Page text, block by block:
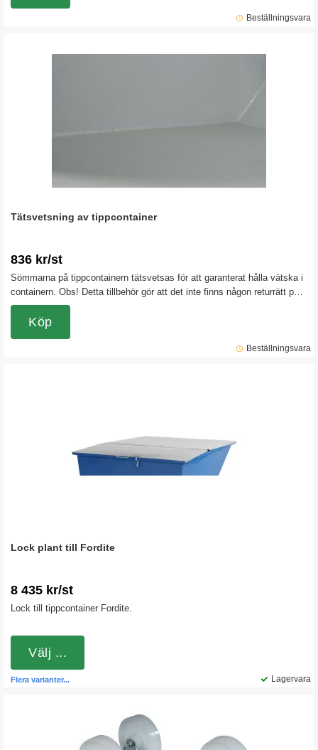
Beställningsvara
Tätsvetsning av tippcontainer
836 kr/st
Sömmarna på tippcontainern tätsvetsas för att garanterat hålla vätska i
containern. Obs! Detta tillbehör gör att det inte finns någon returrätt på
tippcontainern.
Beställningsvara
Köp
Lock plant till Fordite
8 435 kr/st
Lock till tippcontainer Fordite.
Lagervara
Flera varianter...
Välj ...